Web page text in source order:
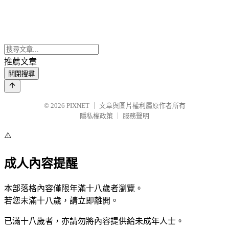
推薦文章
關閉搜尋
© 2026 PIXNET
文章與圖片權利屬原作者所有
隱私權政策
服務聲明
⚠️
成人內容提醒
本部落格內容僅限年滿十八歲者瀏覽。
若您未滿十八歲，請立即離開。
已滿十八歲者，亦請勿將內容提供給未成年人士。